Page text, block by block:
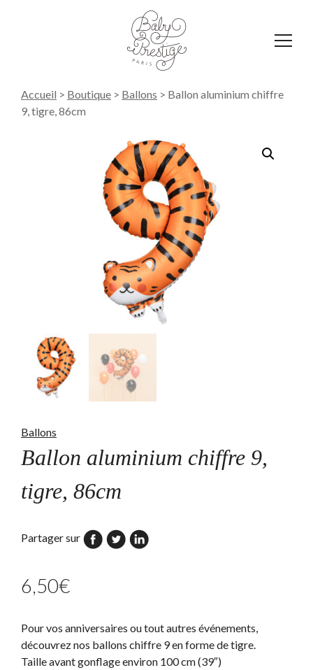
Accueil > Boutique > Ballons > Ballon aluminium chiffre
9, tigre, 86cm
Ballons
Ballon aluminium chiffre 9,
tigre, 86cm
Partager sur
6,50€
Pour vos anniversaires ou tout autres événements,
découvrez nos ballons chiffre 9 en forme de tigre.
Taille avant gonflage environ 100 cm (39″)